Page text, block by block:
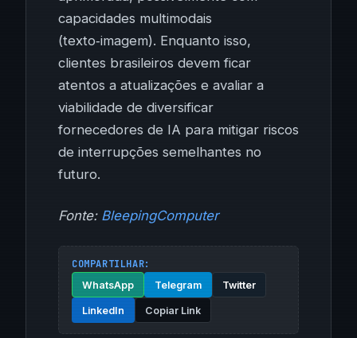
capacidades multimodais
(texto‑imagem). Enquanto isso,
clientes brasileiros devem ficar
atentos a atualizações e avaliar a
viabilidade de diversificar
fornecedores de IA para mitigar riscos
de interrupções semelhantes no
futuro.
Fonte: BleepingComputer
COMPARTILHAR:
WhatsApp Telegram Twitter
LinkedIn Copiar Link